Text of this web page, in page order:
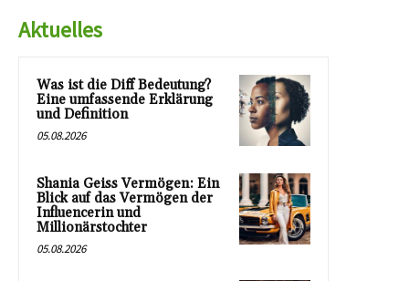
Aktuelles
Was ist die Diff Bedeutung?
Eine umfassende Erklärung
und Definition
05.08.2026
Shania Geiss Vermögen: Ein
Blick auf das Vermögen der
Influencerin und
Millionärstochter
05.08.2026